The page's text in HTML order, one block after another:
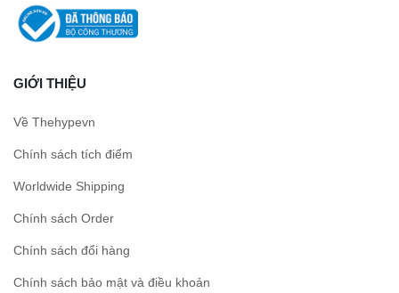
GIỚI THIỆU
Về Thehypevn
Chính sách tích điểm
Worldwide Shipping
Chính sách Order
Chính sách đổi hàng
Chính sách bảo mật và điều khoản